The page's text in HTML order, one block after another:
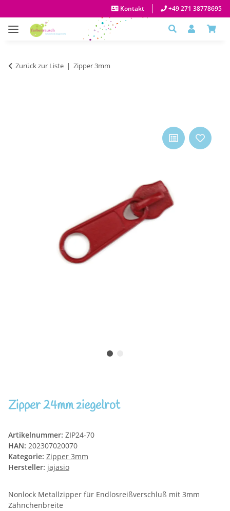
Kontakt +49 271 38778695
Zurück zur Liste Zipper 3mm
Zipper 24mm ziegelrot
Artikelnummer: ZIP24-70
HAN: 202307020070
Kategorie: Zipper 3mm
Hersteller: jajasio
Nonlock Metallzipper für Endlosreißverschluß mit 3mm
Zähnchenbreite